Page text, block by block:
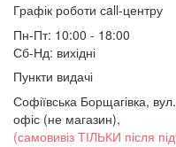
Графік роботи сall-центру
Пн-Пт: 10:00 - 18:00
Сб-Нд: вихідні
Пункти видачі
Софіївська Борщагівка,
офіс (не магазин),
(самовивіз ТІЛЬКИ після